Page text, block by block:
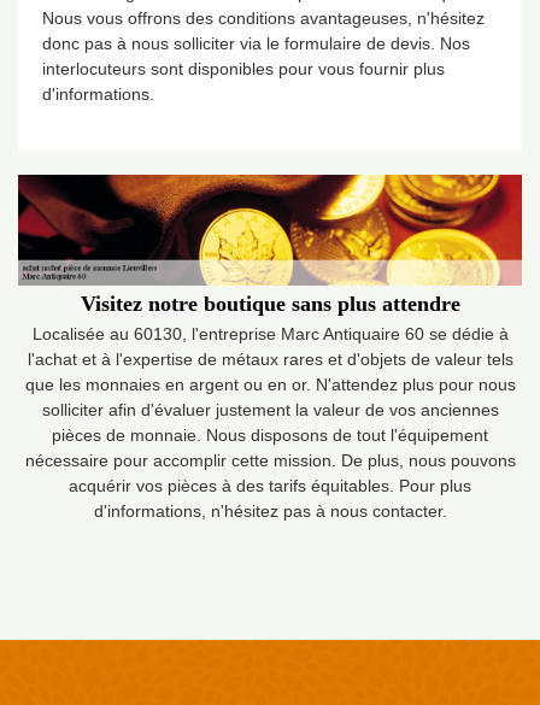
Nous vous offrons des conditions avantageuses, n'hésitez
donc pas à nous solliciter via le formulaire de devis. Nos
interlocuteurs sont disponibles pour vous fournir plus
d'informations.
Visitez notre boutique sans plus attendre
Localisée au 60130, l'entreprise Marc Antiquaire 60 se dédie à
l'achat et à l'expertise de métaux rares et d'objets de valeur tels
que les monnaies en argent ou en or. N'attendez plus pour nous
solliciter afin d'évaluer justement la valeur de vos anciennes
pièces de monnaie. Nous disposons de tout l'équipement
nécessaire pour accomplir cette mission. De plus, nous pouvons
acquérir vos pièces à des tarifs équitables. Pour plus
d'informations, n'hésitez pas à nous contacter.